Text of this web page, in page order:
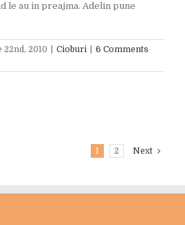
le au in preajma. Adelin pune
22nd, 2010 Cioburi
6 Comments
1 2 Next